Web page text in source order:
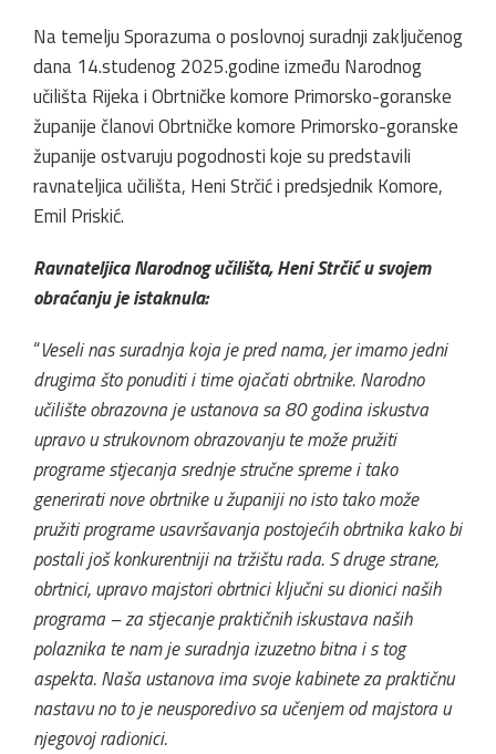
Na temelju Sporazuma o poslovnoj suradnji zaključenog
dana 14.studenog 2025.godine između Narodnog
učilišta Rijeka i Obrtničke komore Primorsko-goranske
županije članovi Obrtničke komore Primorsko-goranske
županije ostvaruju pogodnosti koje su predstavili
ravnateljica učilišta, Heni Strčić i predsjednik Komore,
Emil Priskić.
Ravnateljica Narodnog učilišta, Heni Strčić u svojem
obraćanju je istaknula:
“Veseli nas suradnja koja je pred nama, jer imamo jedni
drugima što ponuditi i time ojačati obrtnike. Narodno
učilište obrazovna je ustanova sa 80 godina iskustva
upravo u strukovnom obrazovanju te može pružiti
programe stjecanja srednje stručne spreme i tako
generirati nove obrtnike u županiji no isto tako može
pružiti programe usavršavanja postojećih obrtnika kako bi
postali još konkurentniji na tržištu rada. S druge strane,
obrtnici, upravo majstori obrtnici ključni su dionici naših
programa – za stjecanje praktičnih iskustava naših
polaznika te nam je suradnja izuzetno bitna i s tog
aspekta. Naša ustanova ima svoje kabinete za praktičnu
nastavu no to je neusporedivo sa učenjem od majstora u
njegovoj radionici.